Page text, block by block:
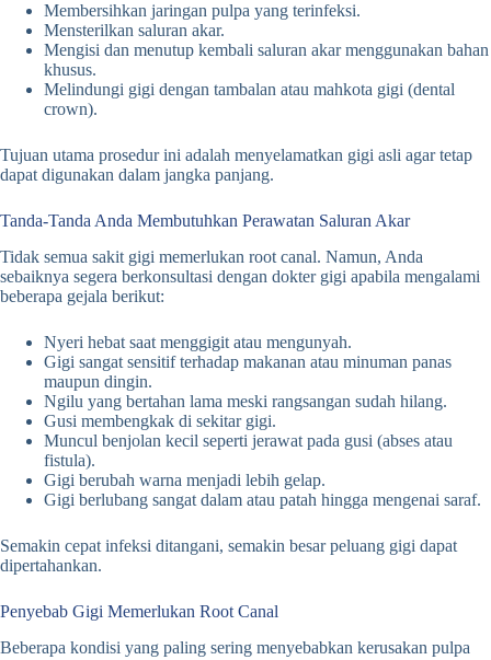
Membersihkan jaringan pulpa yang terinfeksi.
Mensterilkan saluran akar.
Mengisi dan menutup kembali saluran akar menggunakan bahan
khusus.
Melindungi gigi dengan tambalan atau mahkota gigi (dental
crown).
Tujuan utama prosedur ini adalah menyelamatkan gigi asli agar tetap
dapat digunakan dalam jangka panjang.
Tanda-Tanda Anda Membutuhkan Perawatan Saluran Akar
Tidak semua sakit gigi memerlukan root canal. Namun, Anda
sebaiknya segera berkonsultasi dengan dokter gigi apabila mengalami
beberapa gejala berikut:
Nyeri hebat saat menggigit atau mengunyah.
Gigi sangat sensitif terhadap makanan atau minuman panas
maupun dingin.
Ngilu yang bertahan lama meski rangsangan sudah hilang.
Gusi membengkak di sekitar gigi.
Muncul benjolan kecil seperti jerawat pada gusi (abses atau
fistula).
Gigi berubah warna menjadi lebih gelap.
Gigi berlubang sangat dalam atau patah hingga mengenai saraf.
Semakin cepat infeksi ditangani, semakin besar peluang gigi dapat
dipertahankan.
Penyebab Gigi Memerlukan Root Canal
Beberapa kondisi yang paling sering menyebabkan kerusakan pulpa